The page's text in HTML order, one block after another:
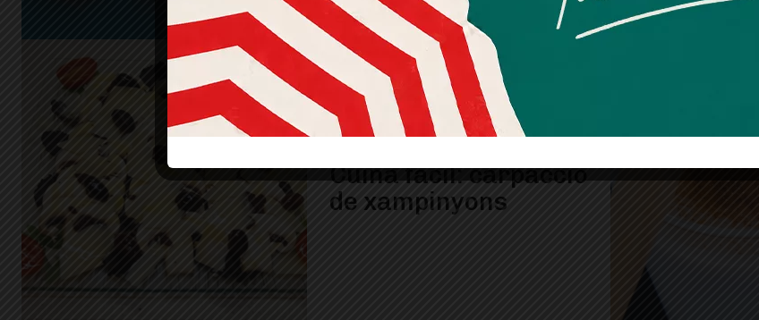
Cuina fàcil: carpaccio
de xampinyons
informatives relacionades amb el servei. Aquest
consentiment pot ser revocat en qualsevol moment
mitjançant l’enllaç de baixa present a tots els correus.